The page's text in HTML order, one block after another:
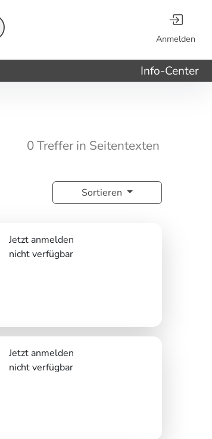
Anmelden
Info-Center
0 Treffer in Seitentexten
Sortieren
Jetzt anmelden
nicht verfügbar
Jetzt anmelden
nicht verfügbar